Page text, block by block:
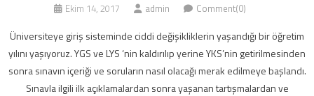
Ekim 14, 2017 admin Comment(0)
Üniversiteye giriş sisteminde ciddi değişikliklerin yaşandığı bir öğretim
yılını yaşıyoruz. YGS ve LYS ‘nin kaldırılıp yerine YKS’nin getirilmesinden
sonra sınavın içeriği ve soruların nasıl olacağı merak edilmeye başlandı.
Sınavla ilgili ilk açıklamalardan sonra yaşanan tartışmalardan ve